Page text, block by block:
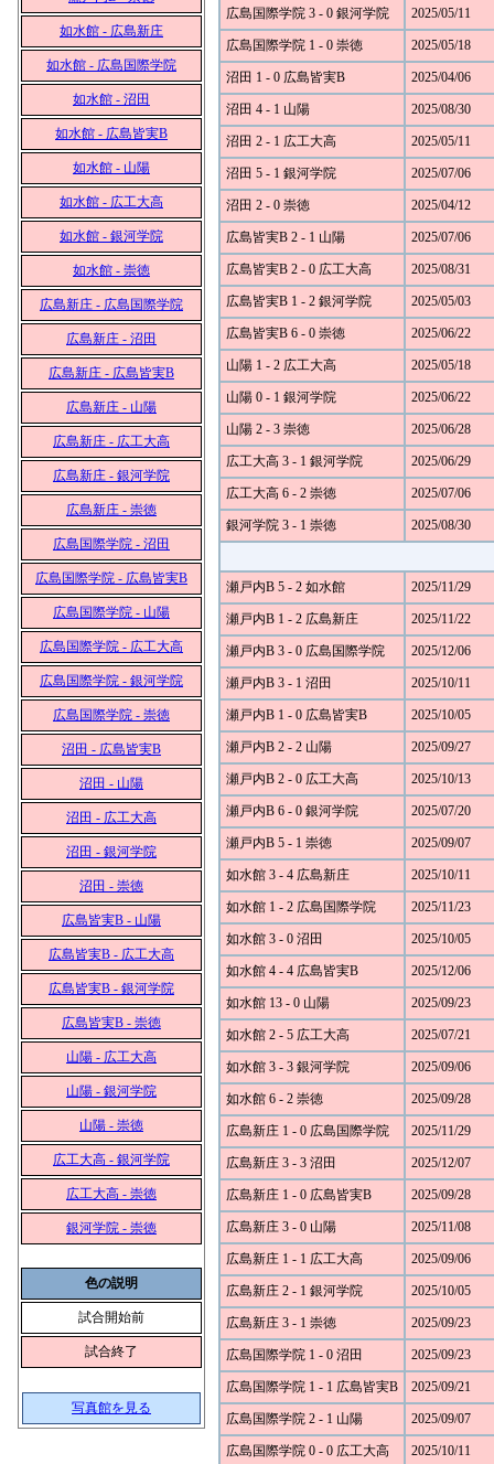
如水館 - 広島新庄
如水館 - 広島国際学院
如水館 - 沼田
如水館 - 広島皆実B
如水館 - 山陽
如水館 - 広工大高
如水館 - 銀河学院
如水館 - 崇徳
広島新庄 - 広島国際学院
広島新庄 - 沼田
広島新庄 - 広島皆実B
広島新庄 - 山陽
広島新庄 - 広工大高
広島新庄 - 銀河学院
広島新庄 - 崇徳
広島国際学院 - 沼田
広島国際学院 - 広島皆実B
広島国際学院 - 山陽
広島国際学院 - 広工大高
広島国際学院 - 銀河学院
広島国際学院 - 崇徳
沼田 - 広島皆実B
沼田 - 山陽
沼田 - 広工大高
沼田 - 銀河学院
沼田 - 崇徳
広島皆実B - 山陽
広島皆実B - 広工大高
広島皆実B - 銀河学院
広島皆実B - 崇徳
山陽 - 広工大高
山陽 - 銀河学院
山陽 - 崇徳
広工大高 - 銀河学院
広工大高 - 崇徳
銀河学院 - 崇徳
色の説明
試合開始前
試合終了
写真館を見る
広島国際学院 3 - 0 銀河学院 2025/05/11
広島国際学院 1 - 0 崇徳 2025/05/18
沼田 1 - 0 広島皆実B 2025/04/06
沼田 4 - 1 山陽 2025/08/30
沼田 2 - 1 広工大高 2025/05/11
沼田 5 - 1 銀河学院 2025/07/06
沼田 2 - 0 崇徳 2025/04/12
広島皆実B 2 - 1 山陽 2025/07/06
広島皆実B 2 - 0 広工大高 2025/08/31
広島皆実B 1 - 2 銀河学院 2025/05/03
広島皆実B 6 - 0 崇徳 2025/06/22
山陽 1 - 2 広工大高 2025/05/18
山陽 0 - 1 銀河学院 2025/06/22
山陽 2 - 3 崇徳 2025/06/28
広工大高 3 - 1 銀河学院 2025/06/29
広工大高 6 - 2 崇徳 2025/07/06
銀河学院 3 - 1 崇徳 2025/08/30
瀬戸内B 5 - 2 如水館 2025/11/29
瀬戸内B 1 - 2 広島新庄 2025/11/22
瀬戸内B 3 - 0 広島国際学院 2025/12/06
瀬戸内B 3 - 1 沼田 2025/10/11
瀬戸内B 1 - 0 広島皆実B 2025/10/05
瀬戸内B 2 - 2 山陽 2025/09/27
瀬戸内B 2 - 0 広工大高 2025/10/13
瀬戸内B 6 - 0 銀河学院 2025/07/20
瀬戸内B 5 - 1 崇徳 2025/09/07
如水館 3 - 4 広島新庄 2025/10/11
如水館 1 - 2 広島国際学院 2025/11/23
如水館 3 - 0 沼田 2025/10/05
如水館 4 - 4 広島皆実B 2025/12/06
如水館 13 - 0 山陽 2025/09/23
如水館 2 - 5 広工大高 2025/07/21
如水館 3 - 3 銀河学院 2025/09/06
如水館 6 - 2 崇徳 2025/09/28
広島新庄 1 - 0 広島国際学院 2025/11/29
広島新庄 3 - 3 沼田 2025/12/07
広島新庄 1 - 0 広島皆実B 2025/09/28
広島新庄 3 - 0 山陽 2025/11/08
広島新庄 1 - 1 広工大高 2025/09/06
広島新庄 2 - 1 銀河学院 2025/10/05
広島新庄 3 - 1 崇徳 2025/09/23
広島国際学院 1 - 0 沼田 2025/09/23
広島国際学院 1 - 1 広島皆実B 2025/09/21
広島国際学院 2 - 1 山陽 2025/09/07
広島国際学院 0 - 0 広工大高 2025/10/11